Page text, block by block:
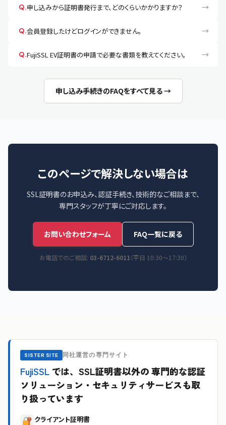
Q.申し込みから証明書発行まで、どのくらいかかりますか？ →
Q.会員登録したけどログインができません。 →
Q.FujiSSL EV証明書の申請で必要な書類を教えてください。 →
申し込み手続きのFAQをすべて見る →
このページで解決しない場合は
SSL証明書のお申込み、認証手続き、技術的なご相談まで、
専門スタッフが丁寧にご対応します。
お問い合わせフォーム FAQ一覧に戻る
お電話でのご相談: 03-6712-6011（平日 10:30〜17:30）
SISTER SITE 同社運営の専門サイト
FujiSSLでは、SSL証明書以外の専門的な認証
ソリューション・セキュリティサービスも取
り扱っています
クライアント証明書